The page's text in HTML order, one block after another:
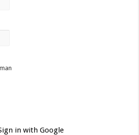
in with Google